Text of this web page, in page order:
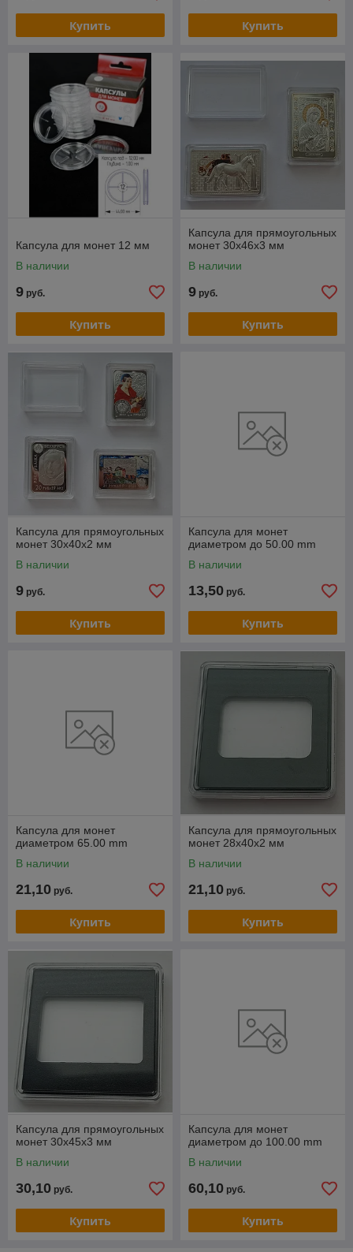
Купить Купить
Капсула для монет 12 мм
В наличии
9 руб.
Купить
Капсула для прямоугольных
монет 30х46х3 мм
В наличии
9 руб.
Купить
Капсула для прямоугольных
монет 30х40х2 мм
В наличии
9 руб.
Купить
Капсула для монет
диаметром до 50.00 mm
В наличии
13,50 руб.
Купить
Капсула для монет
диаметром 65.00 mm
В наличии
21,10 руб.
Купить
Капсула для прямоугольных
монет 28х40х2 мм
В наличии
21,10 руб.
Купить
Капсула для прямоугольных
монет 30х45х3 мм
В наличии
30,10 руб.
Купить
Капсула для монет
диаметром до 100.00 mm
В наличии
60,10 руб.
Купить